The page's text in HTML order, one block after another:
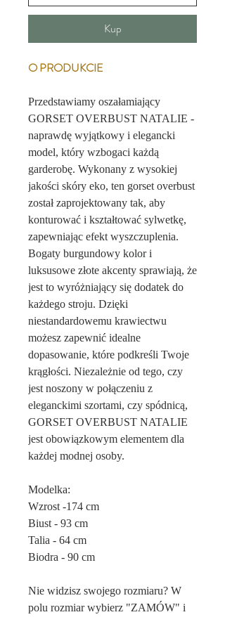
Kup
O PRODUKCIE
Przedstawiamy oszałamiający
GORSET OVERBUST NATALIE -
naprawdę wyjątkowy i elegancki
model, który wzbogaci każdą
garderobę. Wykonany z wysokiej
jakości skóry eko, ten gorset overbust
został zaprojektowany tak, aby
konturować i kształtować sylwetkę,
zapewniając efekt wyszczuplenia.
Bogaty burgundowy kolor i
luksusowe złote akcenty sprawiają, że
jest to wyróżniający się dodatek do
każdego stroju. Dzięki
niestandardowemu krawiectwu
możesz zapewnić idealne
dopasowanie, które podkreśli Twoje
krągłości. Niezależnie od tego, czy
jest noszony w połączeniu z
eleganckimi szortami, czy spódnicą,
GORSET OVERBUST NATALIE
jest obowiązkowym elementem dla
każdej modnej osoby.
Modelka:
Wzrost -174 cm
Biust - 93 cm
Talia - 64 cm
Biodra - 90 cm
Nie widzisz swojego rozmiaru? W
polu rozmiar wybierz "ZAMÓW" i